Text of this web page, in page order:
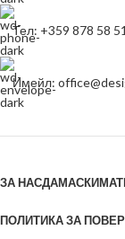
Тел: +359 878 58
Имейл:
ЗА НАСДАМАСКИ
ПОЛИТИКА ЗА